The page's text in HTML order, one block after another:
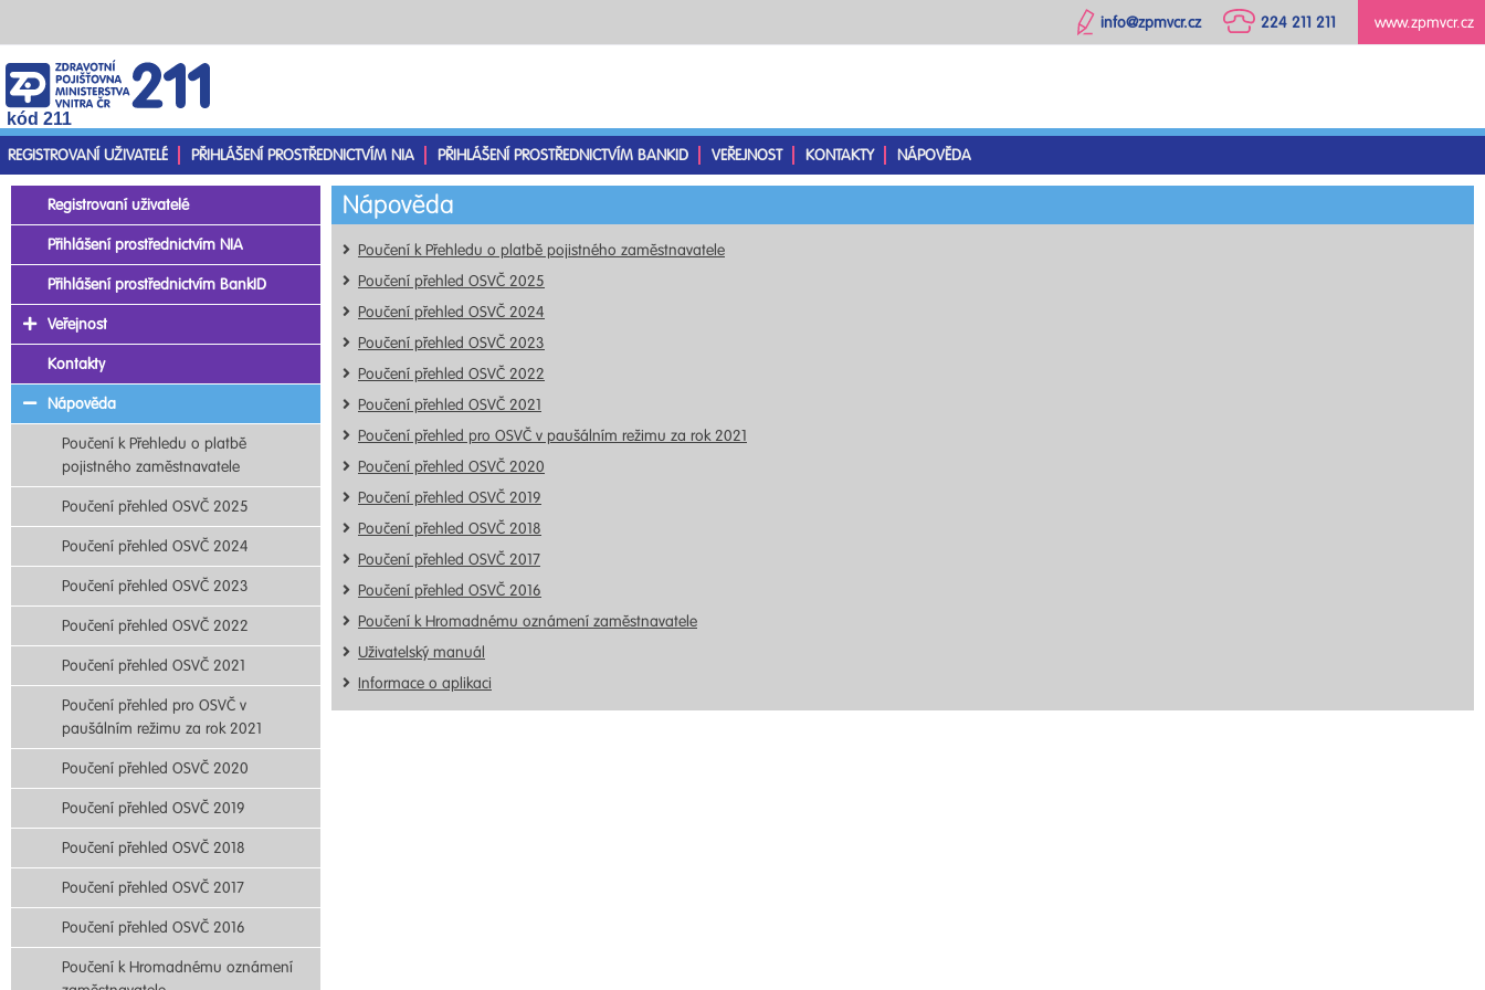
www.zpmvcr.cz
224 211 211
info@zpmvcr.cz
kód 211
REGISTROVANÍ UŽIVATELÉ
PŘIHLÁŠENÍ PROSTŘEDNICTVÍM NIA PŘIHLÁŠENÍ PROSTŘEDNICTVÍM BANKID VEŘEJNOST KONTAKTY NÁPOVĚDA
Nápověda
Poučení k Přehledu o platbě pojistného zaměstnavatele
Poučení přehled OSVČ 2025
Poučení přehled OSVČ 2024
Poučení přehled OSVČ 2023
Poučení přehled OSVČ 2022
Poučení přehled OSVČ 2021
Poučení přehled pro OSVČ v paušálním režimu za rok 2021
Poučení přehled OSVČ 2020
Poučení přehled OSVČ 2019
Poučení přehled OSVČ 2018
Poučení přehled OSVČ 2017
Poučení přehled OSVČ 2016
Poučení k Hromadnému oznámení zaměstnavatele
Uživatelský manuál
Informace o aplikaci
Registrovaní uživatelé
Přihlášení prostřednictvím NIA
Přihlášení prostřednictvím BankID
Veřejnost
Kontakty
Nápověda
Poučení k Přehledu o platbě
pojistného zaměstnavatele
Poučení přehled OSVČ 2025
Poučení přehled OSVČ 2024
Poučení přehled OSVČ 2023
Poučení přehled OSVČ 2022
Poučení přehled OSVČ 2021
Poučení přehled pro OSVČ v
paušálním režimu za rok 2021
Poučení přehled OSVČ 2020
Poučení přehled OSVČ 2019
Poučení přehled OSVČ 2018
Poučení přehled OSVČ 2017
Poučení přehled OSVČ 2016
Poučení k Hromadnému oznámení